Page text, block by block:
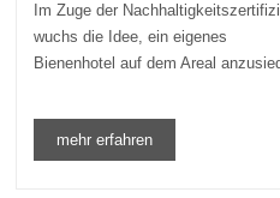
Im Zuge der
wuchs die Idee, ein eigenes
Bienenhotel auf dem Areal
mehr erfahren